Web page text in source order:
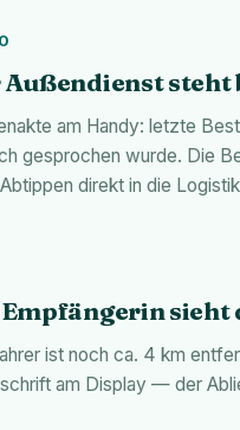
Außendienst steht
am Handy: letzte
gesprochen wurde. Die
direkt in die
sieht
ist noch ca. 4 km
am Display — der